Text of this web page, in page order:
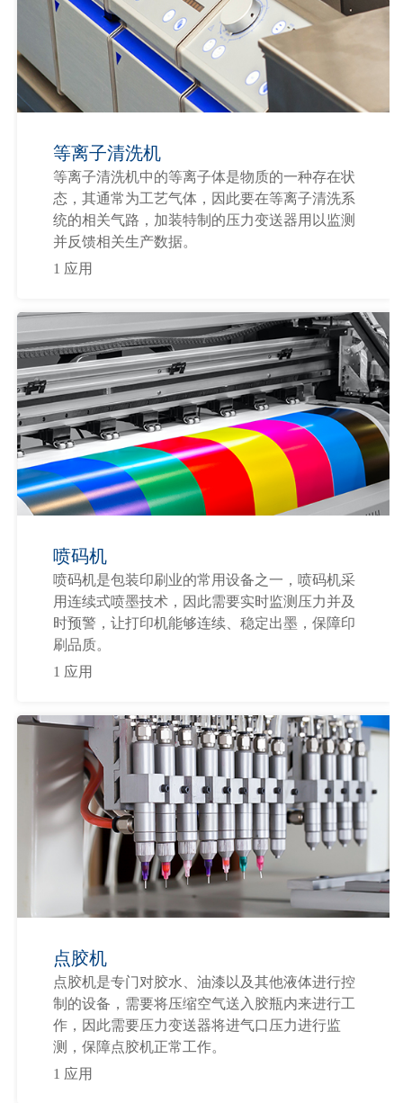
等离子清洗机
等离子清洗机中的等离子体是物质的一种存在状
态，其通常为工艺气体，因此要在等离子清洗系
统的相关气路，加装特制的压力变送器用以监测
并反馈相关生产数据。
1 应用
喷码机
喷码机是包装印刷业的常用设备之一，喷码机采
用连续式喷墨技术，因此需要实时监测压力并及
时预警，让打印机能够连续、稳定出墨，保障印
刷品质。
1 应用
点胶机
点胶机是专门对胶水、油漆以及其他液体进行控
制的设备，需要将压缩空气送入胶瓶内来进行工
作，因此需要压力变送器将进气口压力进行监
测，保障点胶机正常工作。
1 应用